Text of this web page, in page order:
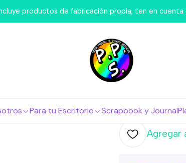
Para tu Escritorio Scrapbook y Journal
productos de fabricación propia, ten en
Accesorios Mooving Pusheen Washi
|
Cantidad
Agregar